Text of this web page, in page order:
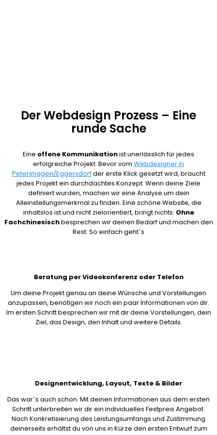
Der Webdesign Prozess – Eine
runde Sache
Eine offene Kommunikationist unerlässlich für jedes
erfolgreiche Projekt. Bevor vom Webdesigner in
Petershagen/Eggersdorfder erste Klick gesetzt wird, braucht
jedes Projekt ein durchdachtes Konzept. Wenn deine Ziele
definiert wurden, machen wir eine Analyse um dein
Alleinstellungsmerkmal zu finden. Eine schöne Website, die
inhaltslos ist und nicht zielorientiert, bringt nichts. Ohne
Fachchinesischbesprechen wir deinen Bedarf und machen den
Rest. So einfach geht´s
Beratung per Videokonferenz oder Telefon
Um deine Projekt genau an deine Wünsche und Vorstellungen
anzupassen, benötigen wir noch ein paar Informationen von dir.
Im ersten Schritt besprechen wir mit dir deine Vorstellungen, dein
Ziel, das Design, den Inhalt und weitere Details.
Designentwicklung, Layout, Texte & Bilder
Das war´s auch schon. Mit deinen Informationen aus dem ersten
Schritt unterbreiten wir dir ein individuelles Festpreis Angebot.
Nach Konkretisierung des Leistungsumfangs und Zustimmung
deinerseits erhältst du von uns in Kürze den ersten Entwurf zum